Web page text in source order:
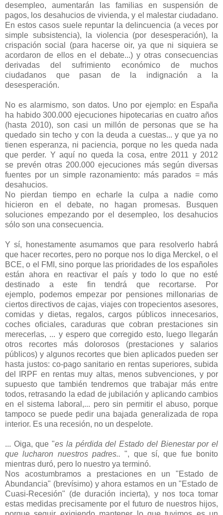
desempleo, aumentarán las familias en suspensión de
pagos, los desahucios de vivienda, y el malestar ciudadano.
En estos casos suele repuntar la delincuencia (a veces por
simple subsistencia), la violencia (por desesperación), la
crispación social (para hacerse oir, ya que ni siquiera se
acordaron de ellos en el debate...) y otras consecuencias
derivadas del sufrimiento económico de muchos
ciudadanos que pasan de la indignación a la
desesperación.
No es alarmismo, son datos. Uno por ejemplo: en España
ha habido 300.000 ejecuciones hipotecarias en cuatro años
(hasta 2010), son casi un millón de personas que se ha
quedado sin techo y con la deuda a cuestas... y que ya no
tienen esperanza, ni paciencia, porque no les queda nada
que perder. Y aquí no queda la cosa, entre 2011 y 2012
se prevén otras 200.000 ejecuciones más según diversas
fuentes por un simple razonamiento: más parados = más
desahucios.
No pierdan tiempo en echarle la culpa a nadie como
hicieron en el debate, no hagan promesas. Busquen
soluciones empezando por el desempleo, los desahucios
sólo son una consecuencia.
Y sí, honestamente asumamos que para resolverlo habrá
que hacer recortes, pero no porque nos lo diga Merckel, o el
BCE, o el FMI, sino porque las prioridades de los españoles
están ahora en reactivar el país y todo lo que no esté
destinado a este fin tendrá que recortarse. Por
ejemplo, podemos empezar por pensiones millonarias de
ciertos directivos de cajas, viajes con tropecientos asesores,
comidas y dietas, regalos, cargos públicos innecesarios,
coches oficiales, caraduras que cobran prestaciones sin
merecerlas, ... y espero que corregido esto, luego llegarán
otros recortes más dolorosos (prestaciones y salarios
públicos) y algunos recortes que bien aplicados pueden ser
hasta justos: co-pago sanitario en rentas superiores, subida
del IRPF en rentas muy altas, menos subvenciones, y por
supuesto que también tendremos que trabajar más entre
todos, retrasando la edad de jubilación y aplicando cambios
en el sistema laboral,... pero sin permitir el abuso, porque
tampoco se puede pedir una bajada generalizada de ropa
interior. Es una recesión, no un despelote.
... Oiga, que "es la pérdida del Estado del Bienestar por el
que lucharon nuestros padres..", que sí, que fue bonito
mientras duró, pero lo nuestro ya terminó.
Nos acostumbramos a prestaciones en un "Estado de
Abundancia" (brevísimo) y ahora estamos en un "Estado de
Cuasi-Recesión" (de duración incierta), y nos toca tomar
estas medidas precisamente por el futuro de nuestros hijos,